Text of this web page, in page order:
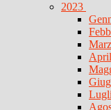
2023